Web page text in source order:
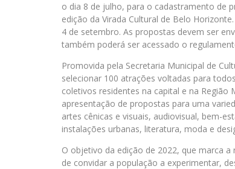
o dia 8 de julho, para o cadastramento de
edição da Virada Cultural de Belo
4 de setembro. As propostas devem ser
também poderá ser acessado o
Promovida pela Secretaria Municipal de
selecionar 100 atrações voltadas para
coletivos residentes na capital e na
apresentação de propostas para uma
artes cênicas e visuais, audiovisual, bem-
instalações urbanas, literatura, moda e
O objetivo da edição de 2022, que marca
de convidar a população a experimentar,